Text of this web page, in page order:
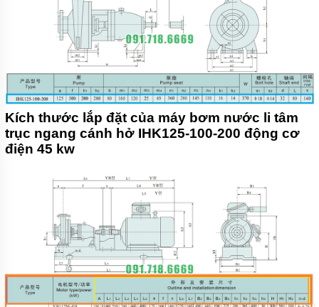
Kích thước lắp đặt của máy bơm nước li tâm
trục ngang cánh hở IHK125-100-200 động cơ
điện 45 kw